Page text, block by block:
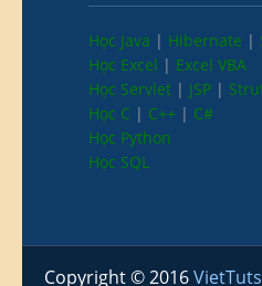
Học Java | Hibernate |
Học Excel | Excel VBA
Học Servlet | JSP |
Học C | C++ | C#
Học Python
Học SQL
Copyright © 2016